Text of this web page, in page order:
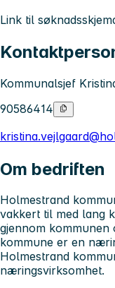
Link til
Kommunalsjef
90586414
Om bedriften
Holmestrand
vakkert til med lang
gjennom kommunen
kommune er en
Holmestrand
næringsvirksomhet.